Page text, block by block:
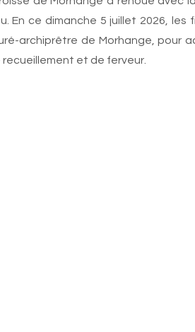
En ce dimanche 5 juillet 2026,
archiprêtre de Morhange, pour
et de ferveur.